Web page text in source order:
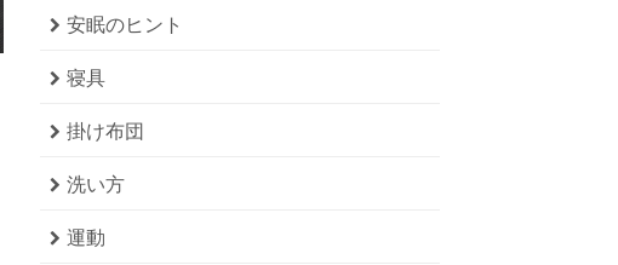
安眠のヒント
寝具
掛け布団
洗い方
運動